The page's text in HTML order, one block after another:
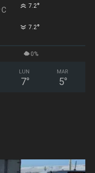
C 7.2°
7.2°
0%
LUN
7°
MAR
5°